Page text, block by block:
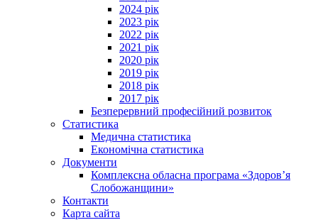
2024 рік
2023 рік
2022 рік
2021 рік
2020 рік
2019 рік
2018 рік
2017 рік
Безперервний професійний розвиток
Статистика
Медична статистика
Економічна статистика
Документи
Комплексна обласна програма «Здоров’я
Слобожанщини»
Контакти
Карта сайта